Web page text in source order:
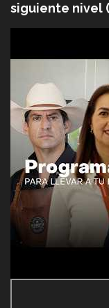
siguiente nivel